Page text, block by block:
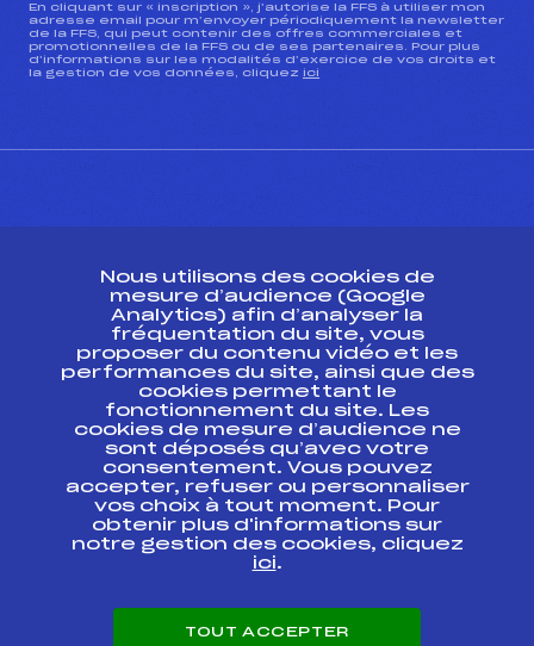
En cliquant sur « inscription », j’autorise la FFS à utiliser mon
adresse email pour m’envoyer périodiquement la newsletter
de la FFS, qui peut contenir des offres commerciales et
promotionnelles de la FFS ou de ses partenaires. Pour plus
d’informations sur les modalités d’exercice de vos droits et
la gestion de vos données, cliquez ici
Ressources
Pass’Neige
Projet sportif fédéral
Projet de performance fédéral
Antidopage
Pôle Développement, Formation, Suivi
Scientifique
Listes ministérielles
Pôle vie de l’athlète
Enseignement professionnel
Nous utilisons des cookies de
mesure d’audience (Google
Analytics) afin d’analyser la
fréquentation du site, vous
proposer du contenu vidéo et les
performances du site, ainsi que des
cookies permettant le
fonctionnement du site. Les
cookies de mesure d’audience ne
sont déposés qu’avec votre
consentement. Vous pouvez
accepter, refuser ou personnaliser
vos choix à tout moment. Pour
obtenir plus d'informations sur
notre gestion des cookies, cliquez
ici.
TOUT ACCEPTER